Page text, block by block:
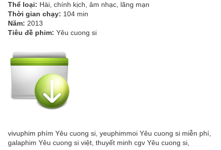
Thể loại: Hài, chính kịch, âm nhạc, lãng mạn
Thời gian chạy: 104 min
Năm: 2013
Tiêu đề phim: Yêu cuong si
vivuphim phím Yêu cuong si, yeuphimmoi Yêu cuong si miễn phí,
galaphim Yêu cuong si việt, thuyết minh cgv Yêu cuong si,